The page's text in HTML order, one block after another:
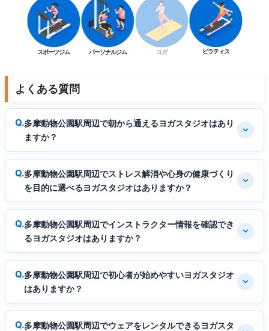
スポーツジム パーソナルジム ヨガ ピラティス
よくある質問
多摩動物公園駅周辺で朝から通えるヨガスタジオはあり
ますか？
多摩動物公園駅周辺でストレス解消や心身の健康づくり
を目的に選べるヨガスタジオはありますか？
多摩動物公園駅周辺でインストラクター情報を確認でき
るヨガスタジオはありますか？
多摩動物公園駅周辺で初心者が始めやすいヨガスタジオ
はありますか？
多摩動物公園駅周辺でウェアをレンタルできるヨガスタ